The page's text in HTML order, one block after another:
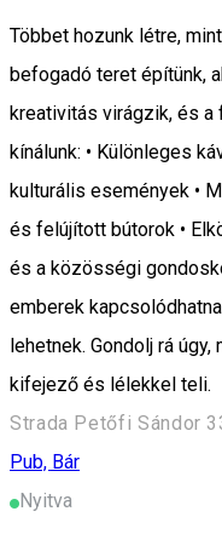
Többet hozunk létre,
befogadó teret építünk,
kreativitás virágzik, és
kínálunk: • Különleges
kulturális események •
és felújított bútorok •
és a közösségi
emberek
lehetnek. Gondolj rá
kifejező és lélekkel teli.
Pub, Bár
Nyitva